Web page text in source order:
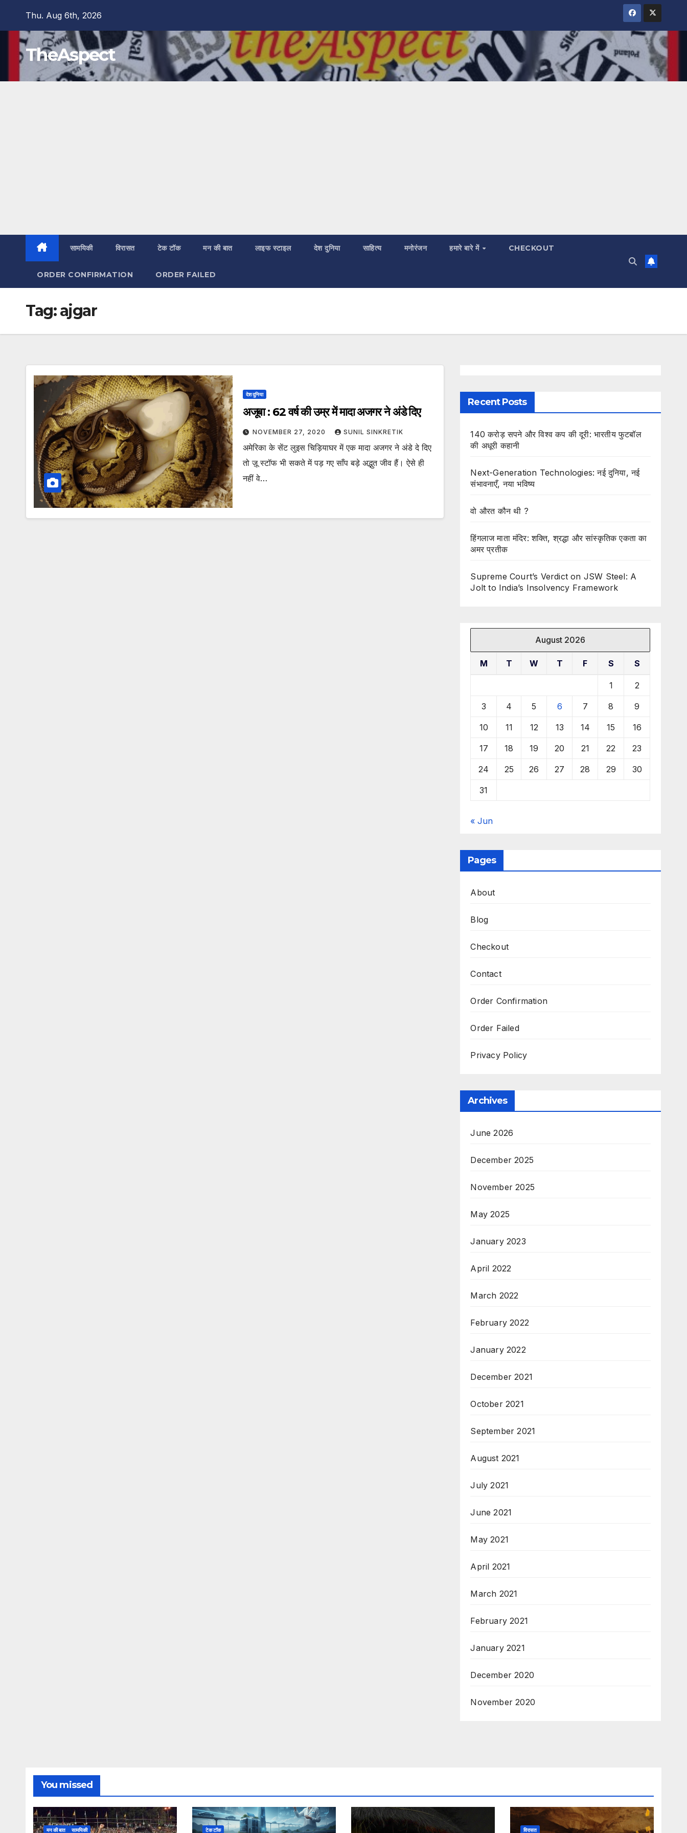
content
Thu. Aug 6th, 2026
TheAspect
सामयिकी विरासत टेक टॉक मन की बात लाइफ स्टाइल देश दुनिया साहित्य मनोरंजन हमारे बारे में CHECKOUT
ORDER CONFIRMATION ORDER FAILED
Tag:ajgar
देश दुनिया
अजूबा : 62 वर्ष की उम्र में मादा अजगर ने अंडे दिए
NOVEMBER 27, 2020 SUNIL SINKRETIK
अमेरिका के सेंट लुइस चिड़ियाघर में एक मादा अजगर ने अंडे दे दिए
तो ज़ू स्टॉफ भी सकते में पड़ गए साँप बड़े अद्भुत जीव हैं। ऐसे ही
नहीं वे…
Recent Posts
140 करोड़ सपने और विश्व कप की दूरी: भारतीय फुटबॉल
की अधूरी कहानी
Next-Generation Technologies: नई दुनिया, नई
संभावनाएँ, नया भविष्य
वो औरत कौन थी ?
हिंगलाज माता मंदिर: शक्ति, श्रद्धा और सांस्कृतिक एकता का
अमर प्रतीक
Supreme Court’s Verdict on JSW Steel: A
Jolt to India’s Insolvency Framework
August 2026
M T W T F S S
1 2
3 4 5 6 7 8 9
10 11 12 13 14 15 16
17 18 19 20 21 22 23
24 25 26 27 28 29 30
31
« Jun
Pages
About
Blog
Checkout
Contact
Order Confirmation
Order Failed
Privacy Policy
Archives
June 2026
December 2025
November 2025
May 2025
January 2023
April 2022
March 2022
February 2022
January 2022
December 2021
October 2021
September 2021
August 2021
July 2021
June 2021
May 2021
April 2021
March 2021
February 2021
January 2021
December 2020
November 2020
You missed
मन की बात सामयिकी टेक टॉक विरासत